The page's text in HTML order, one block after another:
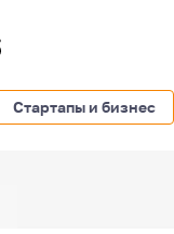
Стартапы и бизнес